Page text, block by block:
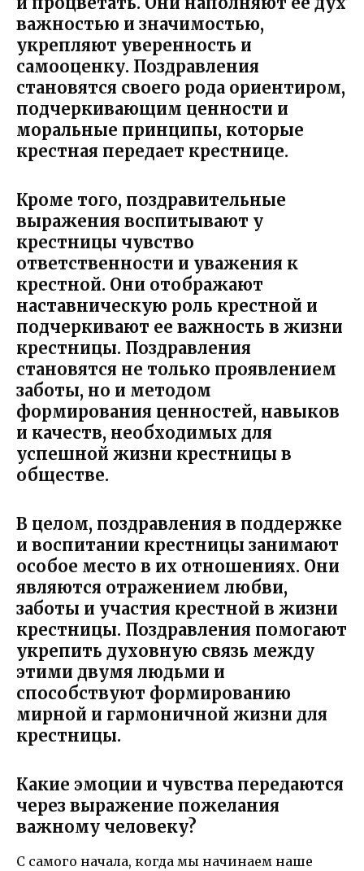
важностью и значимостью,
укрепляют уверенность и
самооценку. Поздравления
становятся своего рода ориентиром,
подчеркивающим ценности и
моральные принципы, которые
крестная передает крестнице.
Кроме того, поздравительные
выражения воспитывают у
крестницы чувство
ответственности и уважения к
крестной. Они отображают
наставническую роль крестной и
подчеркивают ее важность в жизни
крестницы. Поздравления
становятся не только проявлением
заботы, но и методом
формирования ценностей, навыков
и качеств, необходимых для
успешной жизни крестницы в
обществе.
В целом, поздравления в поддержке
и воспитании крестницы занимают
особое место в их отношениях. Они
являются отражением любви,
заботы и участия крестной в жизни
крестницы. Поздравления помогают
укрепить духовную связь между
этими двумя людьми и
способствуют формированию
мирной и гармоничной жизни для
крестницы.
Какие эмоции и чувства передаются
через выражение пожелания
важному человеку?
С самого начала, когда мы начинаем наше